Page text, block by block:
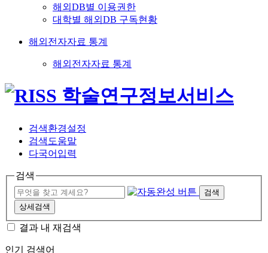
해외DB별 이용권한
대학별 해외DB 구독현황
해외전자자료 통계
해외전자자료 통계
검색환경설정
검색도움말
다국어입력
검색
검색
상세검색
결과 내 재검색
인기 검색어